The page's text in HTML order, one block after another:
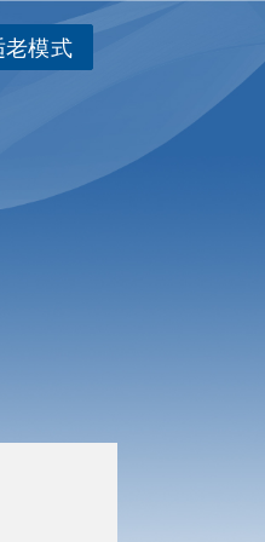
老模式